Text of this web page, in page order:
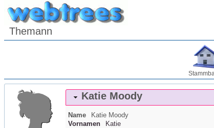
Themann
Katie Moody
Name Katie Moody
Vornamen
Katie